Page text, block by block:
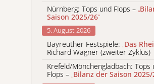
Nürnberg: Tops und Flops – „
Saison 2025/26“
5. August 2026
Bayreuther Festspiele: „Das
Richard Wagner (zweiter Zyklus)
Krefeld/Mönchengladbach: Tops
Flops – „Bilanz der Saison 2025/